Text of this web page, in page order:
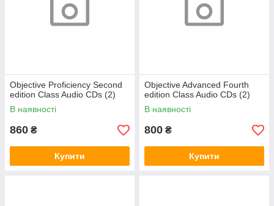
Objective Proficiency Second
edition Class Audio CDs (2)
В наявності
860 ₴
Купити
Objective Advanced Fourth
edition Class Audio CDs (2)
В наявності
800 ₴
Купити